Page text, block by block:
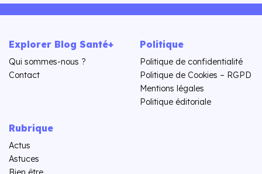
Explorer Blog Santé+
Qui sommes-nous ?
Contact
Politique
Politique de confidentialité
Politique de Cookies – RGPD
Mentions légales
Politique éditoriale
Rubrique
Actus
Astuces